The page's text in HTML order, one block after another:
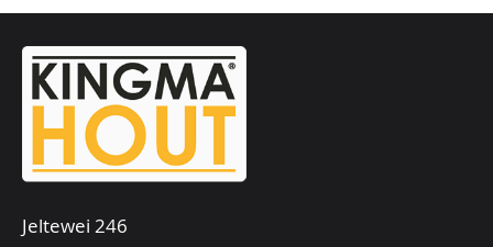
Jeltewei 246